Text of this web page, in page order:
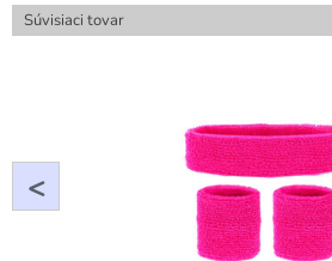
Súvisiaci tovar
<